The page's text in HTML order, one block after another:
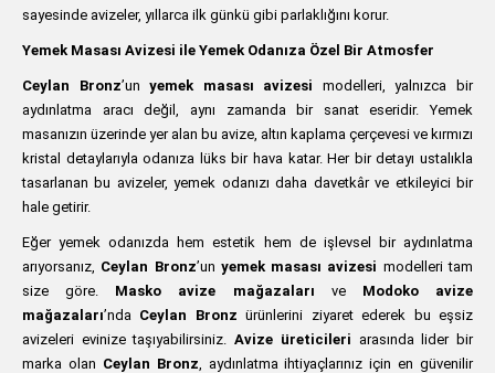
sayesinde avizeler, yıllarca ilk günkü gibi parlaklığını korur.
Yemek Masası Avizesi ile Yemek Odanıza Özel Bir Atmosfer
Ceylan Bronz’unyemek masası avizesi modelleri, yalnızca bir
aydınlatma aracı değil, aynı zamanda bir sanat eseridir. Yemek
masanızın üzerinde yer alan bu avize, altın kaplama çerçevesi ve kırmızı
kristal detaylarıyla odanıza lüks bir hava katar. Her bir detayı ustalıkla
tasarlanan bu avizeler, yemek odanızı daha davetkâr ve etkileyici bir
hale getirir.
Eğer yemek odanızda hem estetik hem de işlevsel bir aydınlatma
arıyorsanız, Ceylan Bronz’un yemek masası avizesi modelleri tam
size göre. Masko avize mağazaları ve Modoko avize
mağazaları’nda Ceylan Bronz ürünlerini ziyaret ederek bu eşsiz
avizeleri evinize taşıyabilirsiniz.Avize üreticileri arasında lider bir
marka olan Ceylan Bronz, aydınlatma ihtiyaçlarınız için en güvenilir